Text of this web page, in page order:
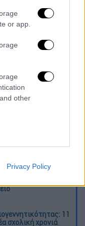
or app.
other
Privacy Policy
ΚΑΕ, μετά
Ωστόσο, η
Έσωσαν από τη
που κάποτε τους
για τον 90χρονο
καταψύκτη -
καλώδια,
11
σχολική χρονιά